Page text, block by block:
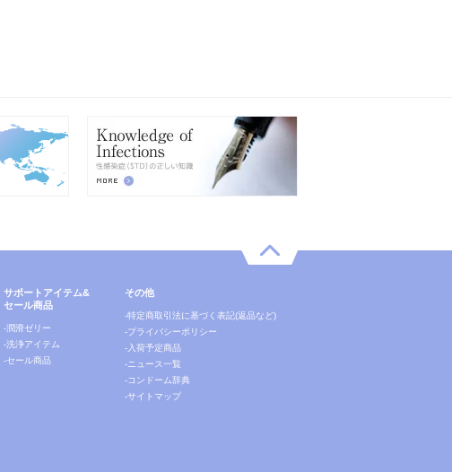
サポートアイテム&
セール商品
-潤滑ゼリー
-洗浄アイテム
-セール商品
その他
-特定商取引法に基づく表記(返品など)
-プライバシーポリシー
-入荷予定商品
-ニュース一覧
-コンドーム辞典
-サイトマップ